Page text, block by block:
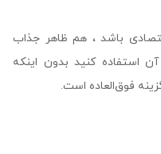
باشد ، هم ظاهر جذاب
استفاده کنید بدون اینکه